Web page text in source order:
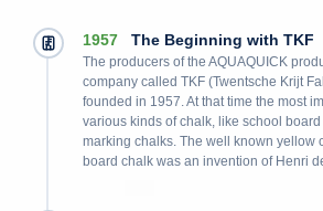
1957 The Beginning with TKF
The producers of the AQUAQUICK
company called TKF (Twentsche Krijt
founded in 1957. At that time the most
various kinds of chalk, like school
marking chalks. The well known yellow
board chalk was an invention of Henri